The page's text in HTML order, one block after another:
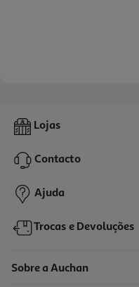
Cabo Usba To Usbc Qilive
6,99 €
Lojas
Contacto
Ajuda
Trocas e Devoluções
Sobre a Auchan